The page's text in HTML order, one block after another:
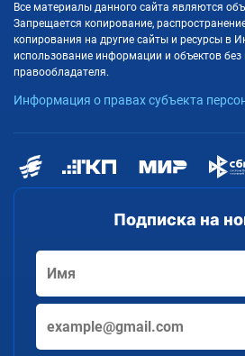
Подписка на
Все материалы данного сайта являются
Запрещается копирование,
копирования на другие сайты и ресурсы в
использование информации и объектов без
правообладателя.
Информация о правах субъекта